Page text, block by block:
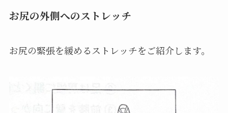
お尻の外側へのストレッチ
お尻の緊張を緩めるストレッチをご紹介します。